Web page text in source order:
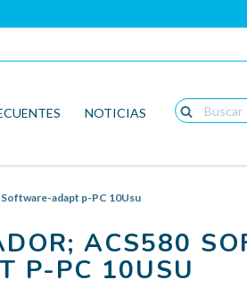
NOTICIAS
adapt p-PC 10Usu
ACS580
P-PC 10USU